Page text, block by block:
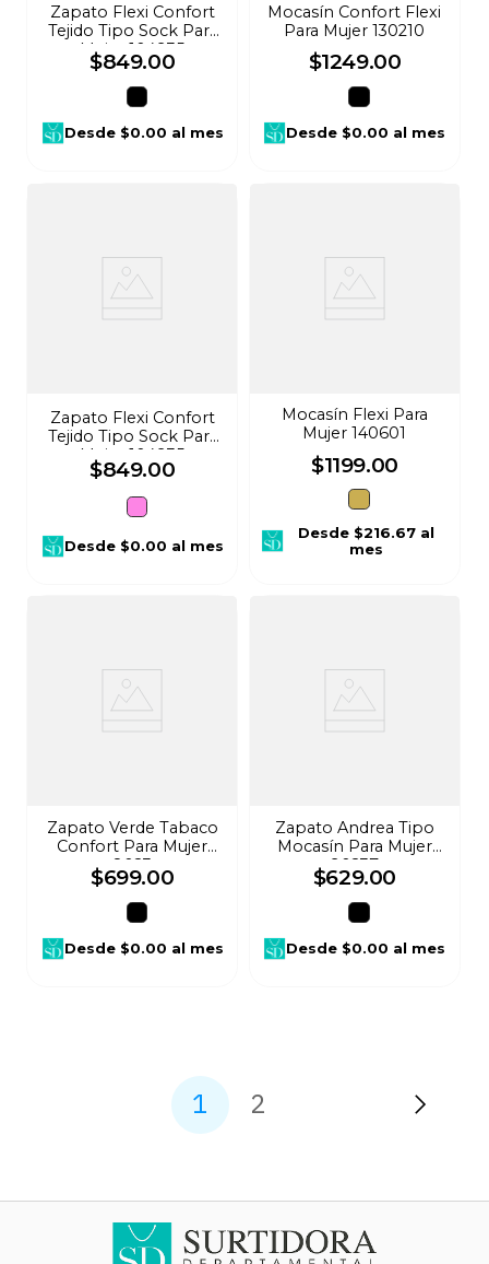
Zapato Flexi Confort
Tejido Tipo Sock Para
Mujer 104935
$849.00
Desde$0.00 al mes
Mocasín Confort Flexi
Para Mujer 130210
$1249.00
Desde $0.00 al mes
Zapato Flexi Confort
Tejido Tipo Sock Para
Mujer 104935
$849.00
Desde$0.00 al mes
Mocasín Flexi Para
Mujer 140601
$1199.00
Desde$216.67 al
mes
Zapato Verde Tabaco
Confort Para Mujer
8023
$699.00
Desde$0.00 al mes
Zapato Andrea Tipo
Mocasín Para Mujer
90237
$629.00
Desde $0.00 al mes
1 2